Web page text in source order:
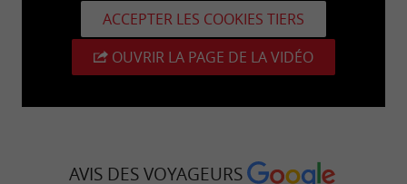
ACCEPTER LES COOKIES TIERS
OUVRIR LA PAGE DE LA VIDÉO
AVIS DES VOYAGEURS